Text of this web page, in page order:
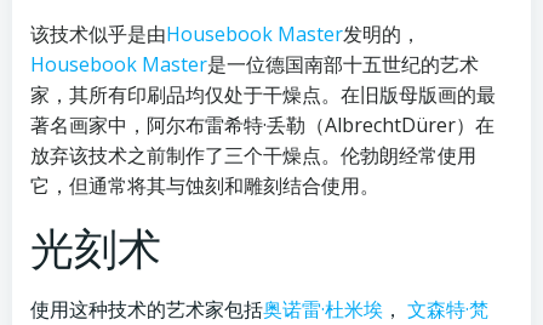
该技术似乎是由Housebook Master发明的，
Housebook Master是一位德国南部十五世纪的艺术
家，其所有印刷品均仅处于干燥点。在旧版母版画的最
著名画家中，阿尔布雷希特·丢勒（AlbrechtDürer）在
放弃该技术之前制作了三个干燥点。伦勃朗经常使用
它，但通常将其与蚀刻和雕刻结合使用。
光刻术
使用这种技术的艺术家包括奥诺雷·杜米埃 ， 文森特·梵